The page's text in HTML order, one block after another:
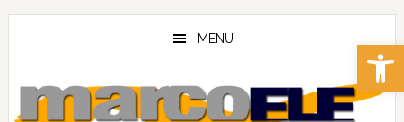
Abrir
Skip
content
Skip
MENU